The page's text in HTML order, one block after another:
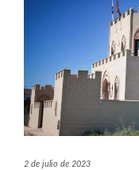
2 de julio de 2023